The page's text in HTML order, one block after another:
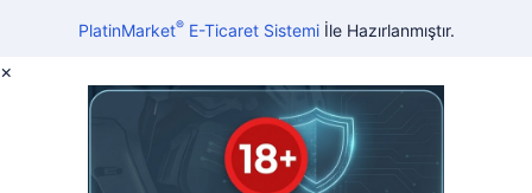
PlatinMarket®E-Ticaret Sistemiİle Hazırlanmıştır.
×